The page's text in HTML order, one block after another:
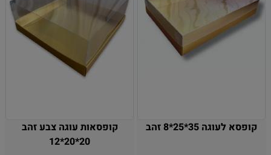
קופסא לעוגה 35*25*8 זהב
קופסאות עוגה צבע זהב
20*20*12